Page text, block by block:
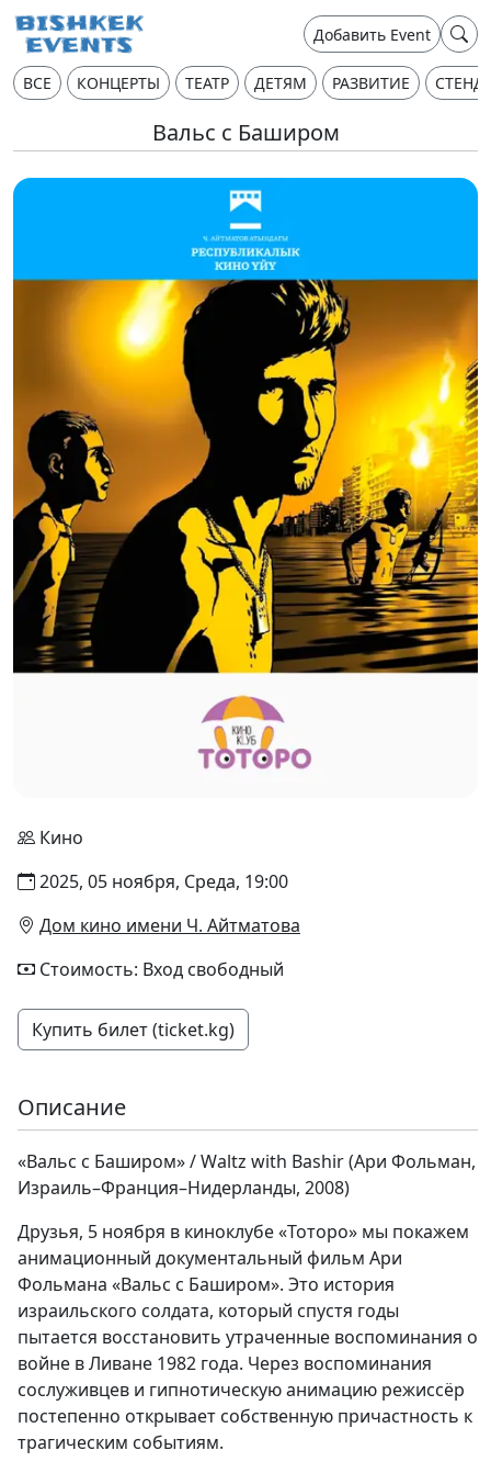
Добавить Event
ВСЕ КОНЦЕРТЫ ТЕАТР ДЕТЯМ РАЗВИТИЕ
Вальс с Баширом
Кино
2025, 05 ноября, Среда, 19:00
Дом кино имени Ч. Айтматова
Стоимость: Вход свободный
Купить билет (ticket.kg)
Описание
«Вальс с Баширом» / Waltz with Bashir (Ари Фольман,
Израиль–Франция–Нидерланды, 2008)
Друзья, 5 ноября в киноклубе «Тоторо» мы покажем
анимационный документальный фильм Ари
Фольмана «Вальс с Баширом». Это история
израильского солдата, который спустя годы
пытается восстановить утраченные воспоминания о
войне в Ливане 1982 года. Через воспоминания
сослуживцев и гипнотическую анимацию режиссёр
постепенно открывает собственную причастность к
трагическим событиям.